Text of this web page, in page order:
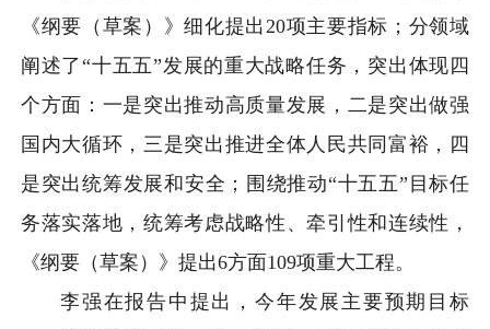
《纲要（草案）》细化提出20项主要指标；分领域
阐述了“十五五”发展的重大战略任务，突出体现四
个方面：一是突出推动高质量发展，二是突出做强
国内大循环，三是突出推进全体人民共同富裕，四
是突出统筹发展和安全；围绕推动“十五五”目标任
务落实落地，统筹考虑战略性、牵引性和连续性，
《纲要（草案）》提出6方面109项重大工程。
李强在报告中提出，今年发展主要预期目标